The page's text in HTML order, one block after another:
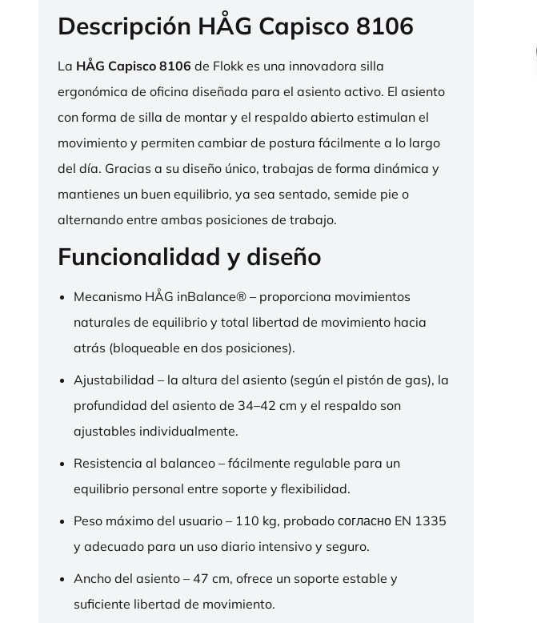
Descripción HÅG Capisco 8106
La HÅG Capisco 8106 de Flokk es una innovadora silla
ergonómica de oficina diseñada para el asiento activo. El asiento
con forma de silla de montar y el respaldo abierto estimulan el
movimiento y permiten cambiar de postura fácilmente a lo largo
del día. Gracias a su diseño único, trabajas de forma dinámica y
mantienes un buen equilibrio, ya sea sentado, semide pie o
alternando entre ambas posiciones de trabajo.
Funcionalidad y diseño
Mecanismo HÅG inBalance® – proporciona movimientos
naturales de equilibrio y total libertad de movimiento hacia
atrás (bloqueable en dos posiciones).
Ajustabilidad – la altura del asiento (según el pistón de gas), la
profundidad del asiento de 34–42 cm y el respaldo son
ajustables individualmente.
Resistencia al balanceo – fácilmente regulable para un
equilibrio personal entre soporte y flexibilidad.
Peso máximo del usuario – 110 kg, probado согласно EN 1335
y adecuado para un uso diario intensivo y seguro.
Ancho del asiento – 47 cm, ofrece un soporte estable y
suficiente libertad de movimiento.